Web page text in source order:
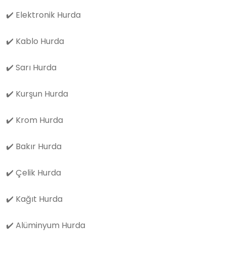
✔️ Elektronik Hurda
✔️ Kablo Hurda
✔️ Sarı Hurda
✔️ Kurşun Hurda
✔️ Krom Hurda
✔️ Bakır Hurda
✔️ Çelik Hurda
✔️ Kağıt Hurda
✔️ Alüminyum Hurda